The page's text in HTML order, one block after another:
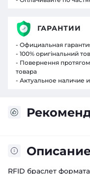
RFID браслет
ГАРАНТИИ
- Официальная
- 100% оригінальний
- Повернення
товара
- Актуальное наличие